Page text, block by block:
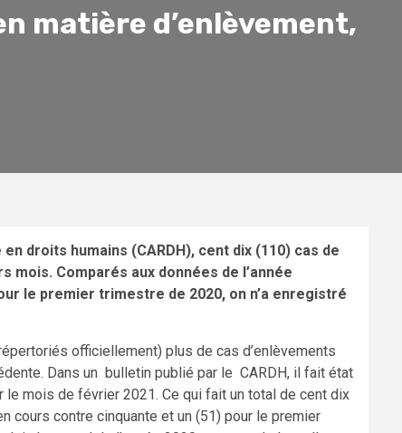
matière d’enlèvement,
droits humains (CARDH), cent dix (110) cas de
Comparés aux données de l’année
le premier trimestre de 2020, on n’a enregistré
officiellement) plus de cas d’enlèvements
Dans un bulletin publié par le CARDH, il fait état
mois de février 2021. Ce qui fait un total de cent dix
cours contre cinquante et un (51) pour le premier